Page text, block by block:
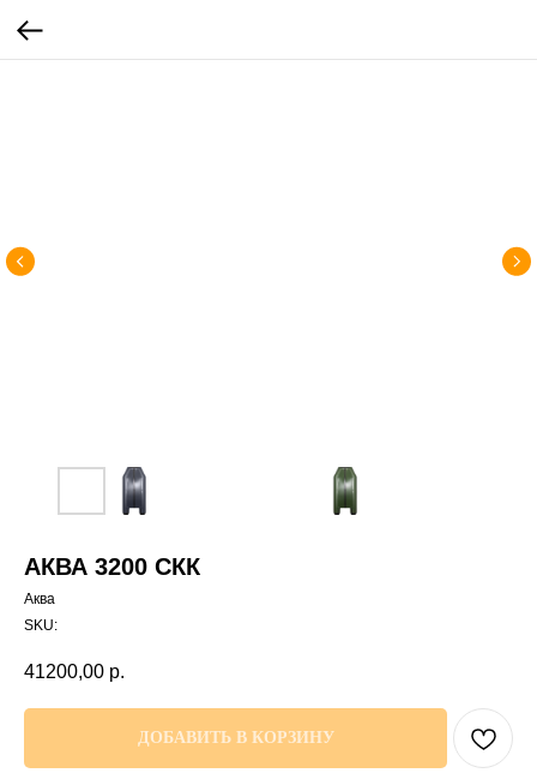
АКВА 3200 СКК
Аква
SKU:
41200,00 р.
ДОБАВИТЬ В КОРЗИНУ